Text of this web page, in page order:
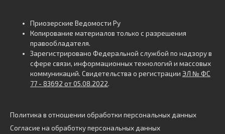
Приозерские Ведомости Ру
Копирование материалов только с разрешения
правообладателя.
Зарегистрировано Федеральной службой по надзору в
сфере связи, информационных технологий и массовых
коммуникаций. Свидетельства о регистрации ЭЛ № ФС
77 - 83692 от 05.08.2022.
Политика в отношении обработки персональных данных
Согласие на обработку персональных данных